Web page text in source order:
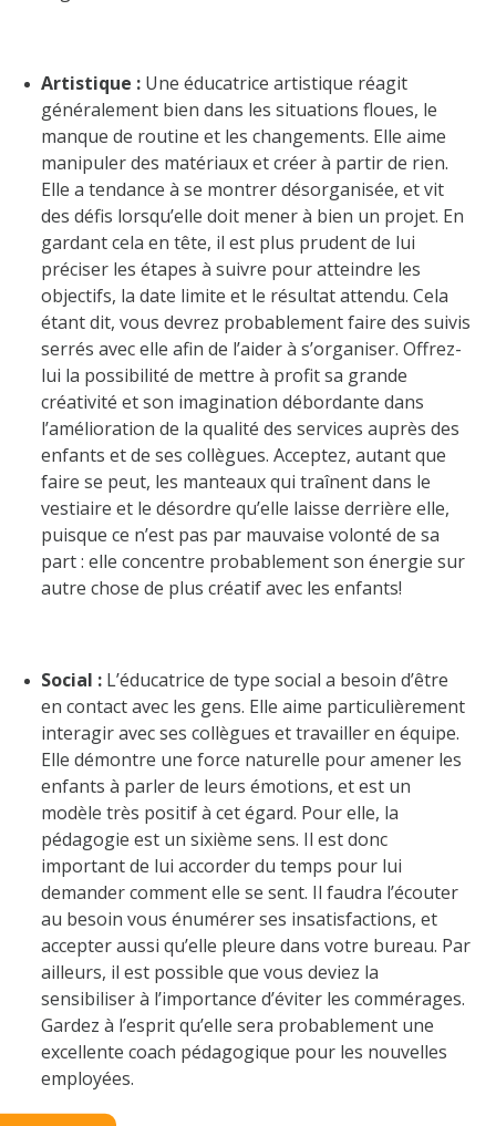
Artistique : Une éducatrice artistique réagit
généralement bien dans les situations floues, le
manque de routine et les changements. Elle aime
manipuler des matériaux et créer à partir de rien.
Elle a tendance à se montrer désorganisée, et vit
des défis lorsqu’elle doit mener à bien un projet. En
gardant cela en tête, il est plus prudent de lui
préciser les étapes à suivre pour atteindre les
objectifs, la date limite et le résultat attendu. Cela
étant dit, vous devrez probablement faire des suivis
serrés avec elle afin de l’aider à s’organiser. Offrez-
lui la possibilité de mettre à profit sa grande
créativité et son imagination débordante dans
l’amélioration de la qualité des services auprès des
enfants et de ses collègues. Acceptez, autant que
faire se peut, les manteaux qui traînent dans le
vestiaire et le désordre qu’elle laisse derrière elle,
puisque ce n’est pas par mauvaise volonté de sa
part : elle concentre probablement son énergie sur
autre chose de plus créatif avec les enfants!
Social : L’éducatrice de type social a besoin d’être
en contact avec les gens. Elle aime particulièrement
interagir avec ses collègues et travailler en équipe.
Elle démontre une force naturelle pour amener les
enfants à parler de leurs émotions, et est un
modèle très positif à cet égard. Pour elle, la
pédagogie est un sixième sens. Il est donc
important de lui accorder du temps pour lui
demander comment elle se sent. Il faudra l’écouter
au besoin vous énumérer ses insatisfactions, et
accepter aussi qu’elle pleure dans votre bureau. Par
ailleurs, il est possible que vous deviez la
sensibiliser à l’importance d’éviter les commérages.
Gardez à l’esprit qu’elle sera probablement une
excellente coach pédagogique pour les nouvelles
employées.